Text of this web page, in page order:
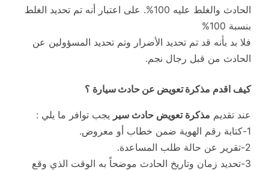
الحادث والغلط عليه 100%. على اعتبار أنه تم تحديد الغلط
بنسبة 100%
فلا بد بأنه قد تم تحديد الأضرار وتم تحديد المسؤولين عن
الحادث من قبل رجال نجم.
كيف اقدم مذكرة تعويض عن حادث سيارة ؟
عند تقديم مذكرة تعويض حادث سير يجب توافر ما يلي :
1-كتابة رقم الهوية ضمن خطاب أو معروض.
2-تقرير عن حالة طلب المساعدة.
3-تحديد زمان وتاريخ الحادث موضحاً به الوقت الذي وقع